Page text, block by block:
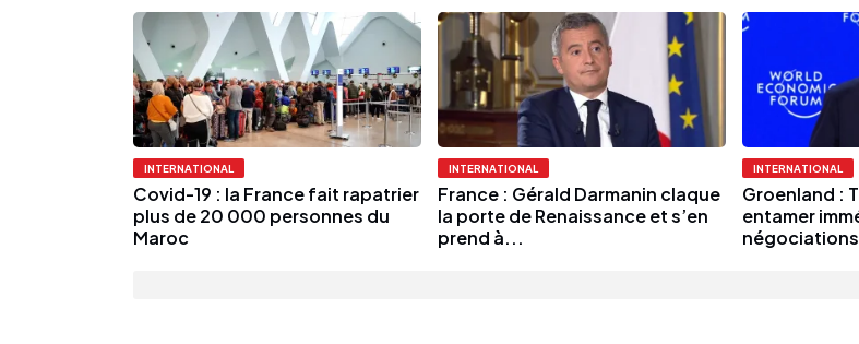
INTERNATIONAL
Covid-19 : la France fait rapatrier
plus de 20 000 personnes du
Maroc
INTERNATIONAL
France : Gérald Darmanin claque
la porte de Renaissance et s’en
prend à...
INTERNATIONAL
Groenland :
entamer